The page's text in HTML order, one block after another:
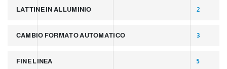
LATTINE IN ALLUMINIO 2
CAMBIO FORMATO AUTOMATICO 3
FINE LINEA 5